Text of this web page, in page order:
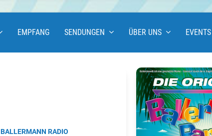
EMPFANG SENDUNGEN ÜBER UNS EVENTS
BALLERMANN RADIO